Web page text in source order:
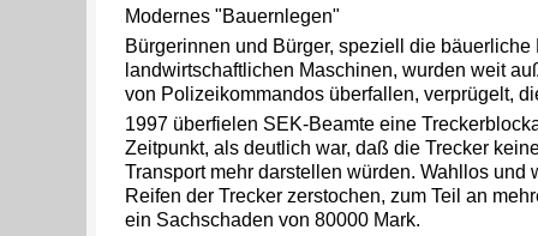
Modernes "Bauernlegen"
Bürgerinnen und Bürger, speziell die bäuerliche
landwirtschaftlichen Maschinen, wurden weit
von Polizeikommandos überfallen, verprügelt,
1997 überfielen SEK-Beamte eine
Zeitpunkt, als deutlich war, daß die Trecker
Transport mehr darstellen würden. Wahllos und
Reifen der Trecker zerstochen, zum Teil an
ein Sachschaden von 80000 Mark.